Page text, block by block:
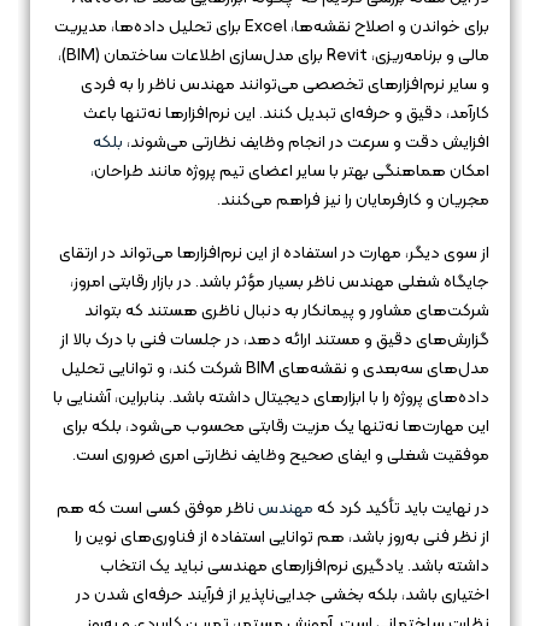
برای خواندن و اصلاح نقشه‌ها، Excel برای تحلیل داده‌ها، مدیریت
مالی و برنامه‌ریزی، Revit برای مدل‌سازی اطلاعات ساختمان (BIM)،
و سایر نرم‌افزارهای تخصصی می‌توانند مهندس ناظر را به فردی
کارآمد، دقیق و حرفه‌ای تبدیل کنند. این نرم‌افزارها نه‌تنها باعث
افزایش دقت و سرعت در انجام وظایف نظارتی می‌شوند، بلکه
امکان هماهنگی بهتر با سایر اعضای تیم پروژه مانند طراحان،
مجریان و کارفرمایان را نیز فراهم می‌کنند.
از سوی دیگر، مهارت در استفاده از این نرم‌افزارها می‌تواند در ارتقای
جایگاه شغلی مهندس ناظر بسیار مؤثر باشد. در بازار رقابتی امروز،
شرکت‌های مشاور و پیمانکار به دنبال ناظری هستند که بتواند
گزارش‌های دقیق و مستند ارائه دهد، در جلسات فنی با درک بالا از
مدل‌های سه‌بعدی و نقشه‌های BIM شرکت کند، و توانایی تحلیل
داده‌های پروژه را با ابزارهای دیجیتال داشته باشد. بنابراین، آشنایی با
این مهارت‌ها نه‌تنها یک مزیت رقابتی محسوب می‌شود، بلکه برای
موفقیت شغلی و ایفای صحیح وظایف نظارتی امری ضروری است.
در نهایت باید تأکید کرد کهمهندسناظر موفق کسی است که هم
از نظر فنی به‌روز باشد، هم توانایی استفاده از فناوری‌های نوین را
داشته باشد. یادگیری نرم‌افزارهای مهندسی نباید یک انتخاب
اختیاری باشد، بلکه بخشی جدایی‌ناپذیر از فرآیند حرفه‌ای شدن در